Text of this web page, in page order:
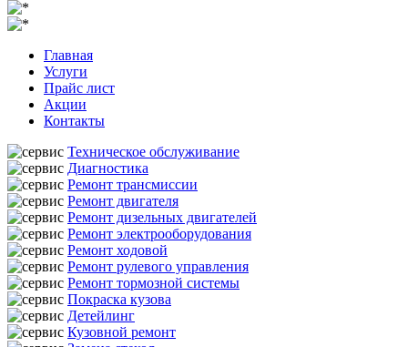
Главная
Услуги
Прайс лист
Акции
Контакты
Техническое обслуживание
Диагностика
Ремонт трансмиссии
Ремонт двигателя
Ремонт дизельных двигателей
Ремонт электрооборудования
Ремонт ходовой
Ремонт рулевого управления
Ремонт тормозной системы
Покраска кузова
Детейлинг
Кузовной ремонт